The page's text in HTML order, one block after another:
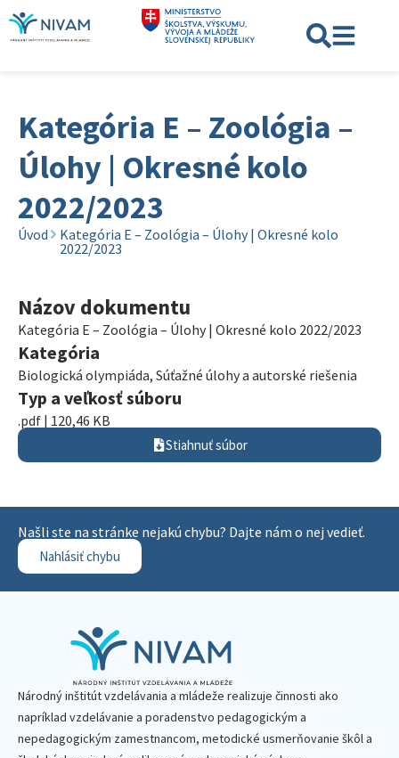
Kategória E – Zoológia –
Úlohy | Okresné kolo
2022/2023
Úvod
Kategória E – Zoológia – Úlohy | Okresné kolo
2022/2023
Názov dokumentu
Kategória E – Zoológia – Úlohy | Okresné kolo 2022/2023
Kategória
Biologická olympiáda, Súťažné úlohy a autorské riešenia
Typ a veľkosť súboru
.pdf | 120,46 KB
Stiahnuť súbor
Našli ste na stránke nejakú chybu? Dajte nám o nej vedieť.
Nahlásiť chybu
Národný inštitút vzdelávania a mládeže realizuje činnosti ako
napríklad vzdelávanie a poradenstvo pedagogickým a
nepedagogickým zamestnancom, metodické usmerňovanie škôl a